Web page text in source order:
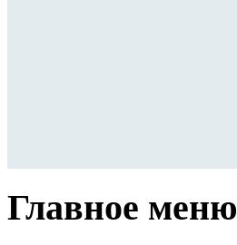
Главное меню